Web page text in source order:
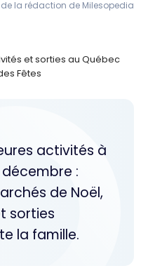
de la rédaction de Milesopedia
et sorties au Québec
Fêtes
activités à
:
de Noël,
sorties
la famille.